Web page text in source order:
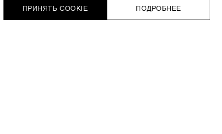
ПРИНЯТЬ COOKIE ПОДРОБНЕЕ